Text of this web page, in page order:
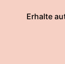
Erhalte